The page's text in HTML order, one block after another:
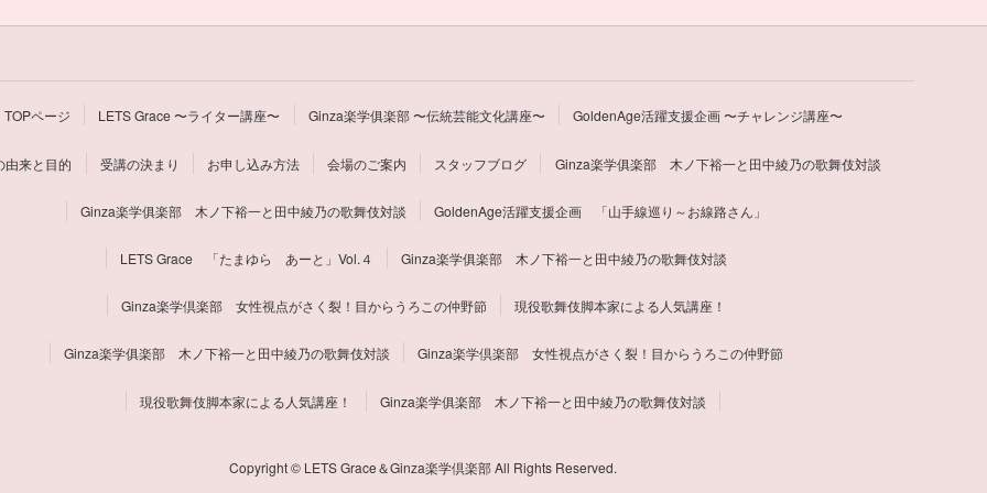
TOPページ LETS Grace 〜ライター講座〜 Ginza楽学俱楽部 〜伝統芸能文化講座〜 GoldenAge活躍支援企画 〜チャレンジ講座〜
由来と目的 受講の決まり お申し込み方法 会場のご案内 スタッフブログ Ginza楽学俱楽部 木ノ下裕一と田中綾乃の歌舞伎対談
Ginza楽学俱楽部 木ノ下裕一と田中綾乃の歌舞伎対談 GoldenAge活躍支援企画 「山手線巡り～お線路さん」
LETS Grace 「たまゆら あーと」Vol.４ Ginza楽学俱楽部 木ノ下裕一と田中綾乃の歌舞伎対談
Ginza楽学倶楽部 女性視点がさく裂！目からうろこの仲野節 現役歌舞伎脚本家による人気講座！
Ginza楽学俱楽部 木ノ下裕一と田中綾乃の歌舞伎対談 Ginza楽学倶楽部 女性視点がさく裂！目からうろこの仲野節
現役歌舞伎脚本家による人気講座！ Ginza楽学俱楽部 木ノ下裕一と田中綾乃の歌舞伎対談
Copyright © LETS Grace＆Ginza楽学倶楽部 All Rights Reserved.